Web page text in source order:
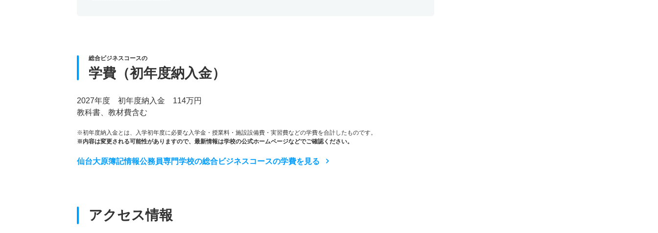
総合ビジネスコースの
学費（初年度納入金）
2027年度 初年度納入金 114万円
教科書、教材費含む
※初年度納入金とは、入学初年度に必要な入学金・授業料・施設設備費・実習費などの学費を合計したものです。
※内容は変更される可能性がありますので、最新情報は学校の公式ホームページなどでご確認ください。
仙台大原簿記情報公務員専門学校の総合ビジネスコースの学費を見る
アクセス情報